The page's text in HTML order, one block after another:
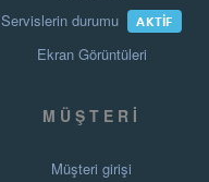
Servislerin durumu
AKTIF
Ekran Görüntüleri
MÜŞTERI
Müşteri girişi